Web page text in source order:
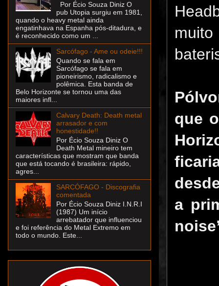
que
a
Por Écio Souza Diniz O
pub Utopia surgiu em 1981,
quando o heavy metal ainda
engatinhava na Espanha pós-ditadura, e
é reconhecido como um ...
Sarcófago - Ame ou odeie!!!
Quando se fala em
Sarcófago se fala em
pioneirismo, radicalismo e
polêmica. Esta banda de
Belo Horizonte se tornou uma das
maiores infl...
Calvary Death: Death metal
arrasador e com
honestidade!!
Por Écio Souza Diniz O
Death Metal mineiro tem
características que mostram que banda
que está tocando é brasileira: rápido,
agres...
SARCÓFAGO - Discografia
comentada
Por Écio Souza Diniz I.N.R.I
(1987) Um início
arrebatador que influenciou
e foi referência do Metal Extremo em
todo o mundo. Este...